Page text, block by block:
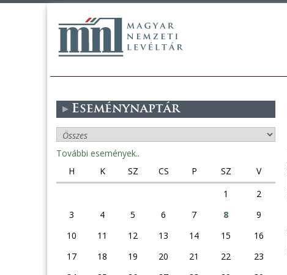
Eseménynaptár
További események..
H
K SZ CS P SZ
V
1
2
3
4 5 6 7 8
9
10
11 12 13 14 15
16
17
18 19 20 21 22
23